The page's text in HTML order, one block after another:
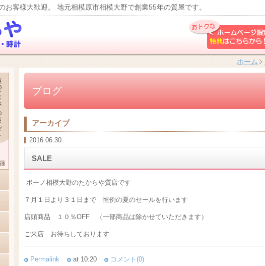
お客様大歓迎。 地元相模原市相模大野で創業55年の質屋です。
ホーム
ブログ
アーカイブ
2016.06.30
SALE
ボーノ相模大野のたからや質店です
７月１日より３１日まで 恒例の夏のセールを行います
店頭商品 １０％OFF （一部商品は除かせていただきます）
ご来店 お待ちしております
Permalink at 10:20 コメント(0)